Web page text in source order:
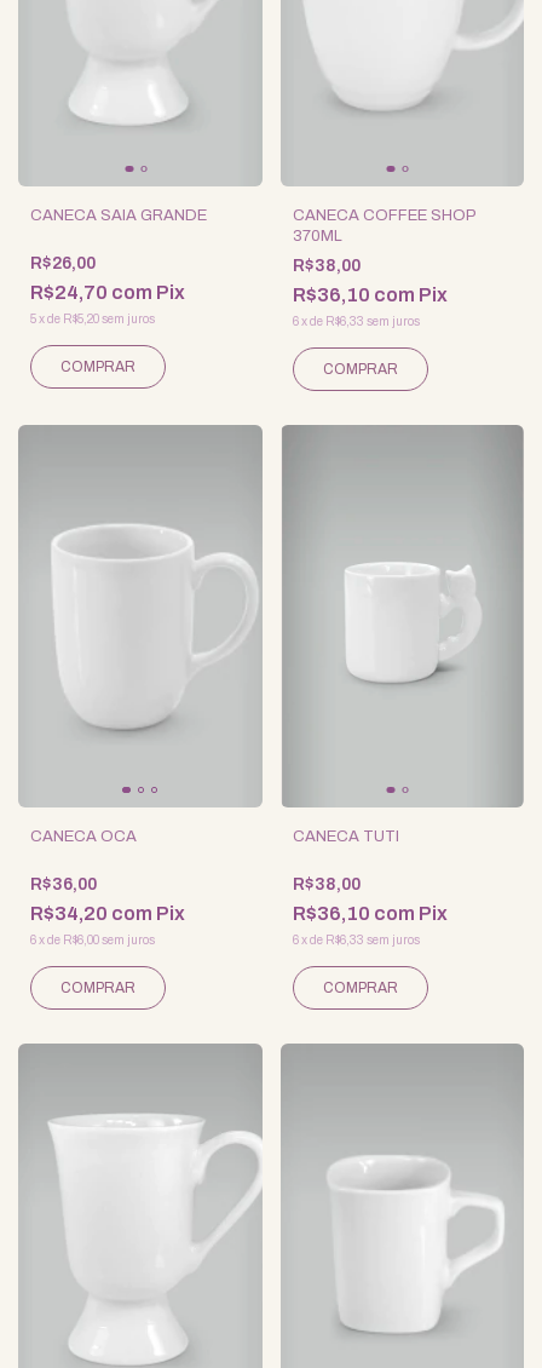
CANECA SAIA GRANDE
R$26,00
R$24,70 com Pix
5xde R$5,20sem juros
CANECA COFFEE SHOP
370ML
R$38,00
R$36,10 com Pix
6 xde R$6,33 sem juros
CANECA OCA
R$36,00
R$34,20 com Pix
6xde R$6,00sem juros
CANECA TUTI
R$38,00
R$36,10 com Pix
6 xde R$6,33 sem juros